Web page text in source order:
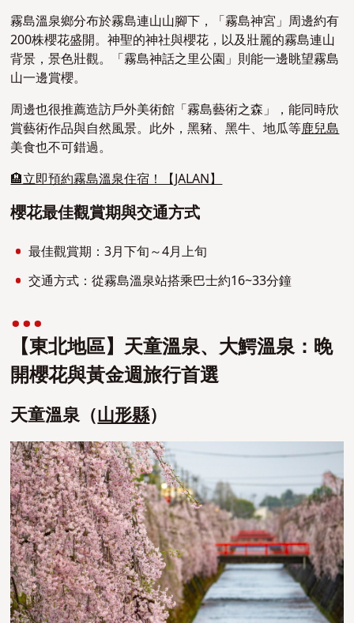
霧島溫泉鄉分布於霧島連山山腳下，「霧島神宮」周邊約有
200株櫻花盛開。神聖的神社與櫻花，以及壯麗的霧島連山
背景，景色壯觀。「霧島神話之里公園」則能一邊眺望霧島
山一邊賞櫻。
周邊也很推薦造訪戶外美術館「霧島藝術之森」，能同時欣
賞藝術作品與自然風景。此外，黑豬、黑牛、地瓜等鹿兒島
美食也不可錯過。
🏨立即預約霧島溫泉住宿！【JALAN】
櫻花最佳觀賞期與交通方式
最佳觀賞期：3月下旬～4月上旬
交通方式：從霧島溫泉站搭乘巴士約16~33分鐘
【東北地區】天童溫泉、大鰐溫泉：晚
開櫻花與黃金週旅行首選
天童溫泉（山形縣）